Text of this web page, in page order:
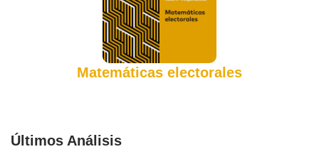
Matemáticas electorales
Últimos Análisis